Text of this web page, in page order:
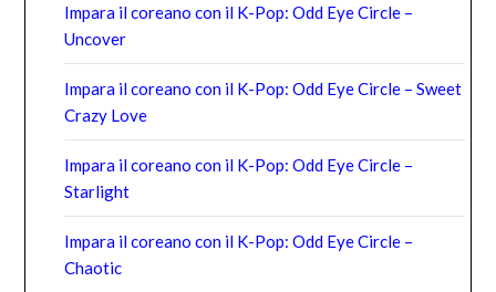
Impara il coreano con il K-Pop: Odd Eye Circle –
Uncover
Impara il coreano con il K-Pop: Odd Eye Circle – Sweet
Crazy Love
Impara il coreano con il K-Pop: Odd Eye Circle –
Starlight
Impara il coreano con il K-Pop: Odd Eye Circle –
Chaotic